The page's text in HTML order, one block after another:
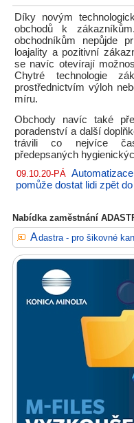
Díky novým
obchodů k
obchodníkům nepůjde
loajality a pozitivní
se navíc otevírají
Chytré technologie
prostřednictvím výloh
míru.
Obchody navíc také
poradenství a další
trávili co nejvíce
předepsaných
09.10.20-PÁ
pomůže dostat lidi zpět
Nabídka zaměstnání
Adastra - pro šikovné